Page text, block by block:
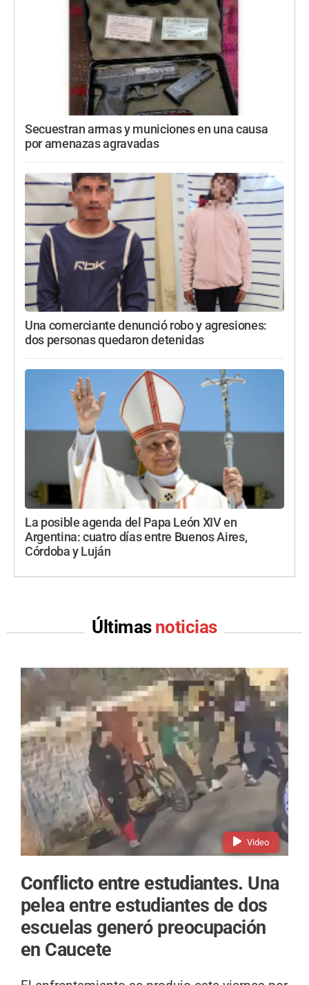
Secuestran armas y municiones en una causa
por amenazas agravadas
Una comerciante denunció robo y agresiones:
dos personas quedaron detenidas
La posible agenda del Papa León XIV en
Argentina: cuatro días entre Buenos Aires,
Córdoba y Luján
Últimas noticias
Video
Conflicto entre estudiantes. Una
pelea entre estudiantes de dos
escuelas generó preocupación
en Caucete